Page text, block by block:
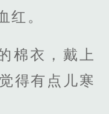
红。
棉衣，戴上
得有点儿寒